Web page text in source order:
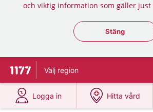
och viktig information som gäller
Stäng
Stäng
Till startsidan för 1177
Välj region
Logga in
på 1177.se
Hitta vård
på 1177.se